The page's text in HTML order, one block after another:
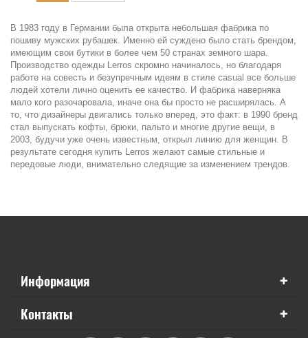
В 1983 году в Германии была открыта небольшая фабрика по
пошиву мужских рубашек. Именно ей суждено было стать брендом,
имеющим свои бутики в более чем 50 странах земного шара.
Производство одежды Lerros скромно начиналось, но благодаря
работе на совесть и безупречным идеям в стиле casual все больше
людей хотели лично оценить ее качество. И фабрика наверняка
мало кого разочаровала, иначе она бы просто не расширялась. А
то, что дизайнеры двигались только вперед, это факт: в 1990 бренд
стал выпускать кофты, брюки, пальто и многие другие вещи, в
2003, будучи уже очень известным, открыл линию для женщин. В
результате сегодня купить Lerros желают самые стильные и
передовые люди, внимательно следящие за изменением трендов.
Информация +
Контакты +